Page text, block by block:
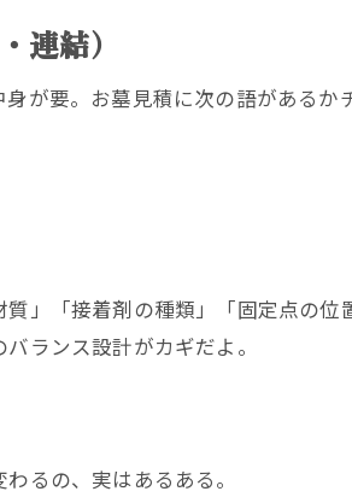
連結）
が要。お墓見積に次の語があるか
」「接着剤の種類」「固定点の
ランス設計がカギだよ。
るの、実はあるある。